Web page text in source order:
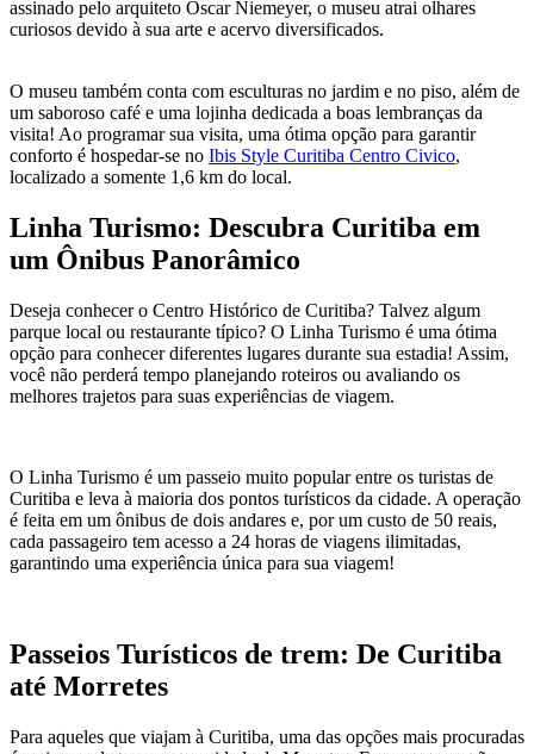
assinado pelo arquiteto Oscar Niemeyer, o museu atrai olhares
curiosos devido à sua arte e acervo diversificados.
O museu também conta com esculturas no jardim e no piso, além de
um saboroso café e uma lojinha dedicada a boas lembranças da
visita! Ao programar sua visita, uma ótima opção para garantir
conforto é hospedar-se no Ibis Style Curitiba Centro Civico,
localizado a somente 1,6 km do local.
Linha Turismo: Descubra Curitiba em
um Ônibus Panorâmico
Deseja conhecer o Centro Histórico de Curitiba? Talvez algum
parque local ou restaurante típico? O Linha Turismo é uma ótima
opção para conhecer diferentes lugares durante sua estadia! Assim,
você não perderá tempo planejando roteiros ou avaliando os
melhores trajetos para suas experiências de viagem.
O Linha Turismo é um passeio muito popular entre os turistas de
Curitiba e leva à maioria dos pontos turísticos da cidade. A operação
é feita em um ônibus de dois andares e, por um custo de 50 reais,
cada passageiro tem acesso a 24 horas de viagens ilimitadas,
garantindo uma experiência única para sua viagem!
Passeios Turísticos de trem: De Curitiba
até Morretes
Para aqueles que viajam à Curitiba, uma das opções mais procuradas